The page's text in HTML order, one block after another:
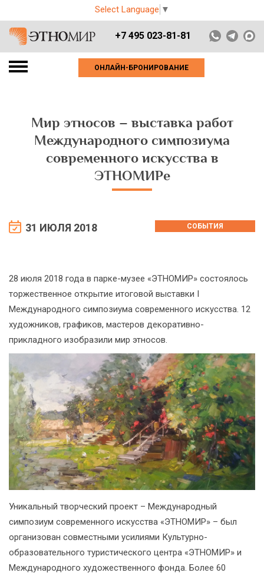
Select Language ▼
+7 495 023-81-81
ОНЛАЙН-БРОНИРОВАНИЕ
Мир этносов – выставка работ
Международного симпозиума
современного искусства в
ЭТНОМИРе
31 ИЮЛЯ 2018 СОБЫТИЯ
28 июля 2018 года в парке-музее «ЭТНОМИР» состоялось
торжественное открытие итоговой выставки I
Международного симпозиума современного искусства. 12
художников, графиков, мастеров декоративно-
прикладного изобразили мир этносов.
Уникальный творческий проект – Международный
симпозиум современного искусства «ЭТНОМИР» – был
организован совместными усилиями Культурно-
образовательного туристического центра «ЭТНОМИР» и
Международного художественного фонда. Более 60